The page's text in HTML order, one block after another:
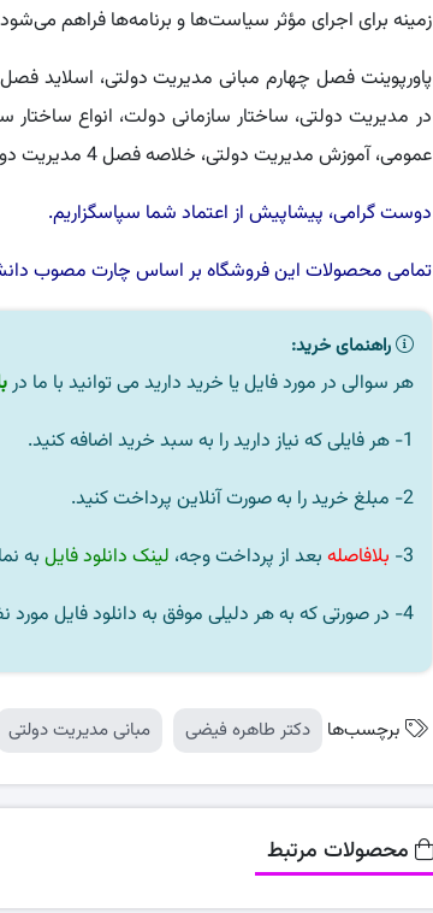
زمینه برای اجرای مؤثر سیاست‌ها و برنامه‌ها فراهم
در مدیریت دولتی، ساختار سازمانی دولت، انواع ساختار
عمومی، آموزش مدیریت دولتی، خلاصه فصل 4 مدیریت دولتی، اسلایدهای آموزشی مدیریت دولتی
دوست گرامی، پیشاپیش از اعتماد شما سپاسگزاریم.
تمامی محصولات این فروشگاه بر اساس چارت مصوب
راهنمای خرید:
هر سوالی در مورد فایل یا خرید دارید می توانید با ما در
1- هر فایلی که نیاز دارید را به سبد خرید اضافه کنید.
2- مبلغ خرید را به صورت آنلاین پرداخت کنید.
3- بلافاصله بعد از پرداخت وجه، لینک دانلود فایلبه
4- در صورتی که به هر دلیلی موفق به دانلود فایل مورد نظر نشدید از طریق
برچسب‌ها دکتر طاهره فیضی مبانی مدیریت دولتی
محصولات مرتبط